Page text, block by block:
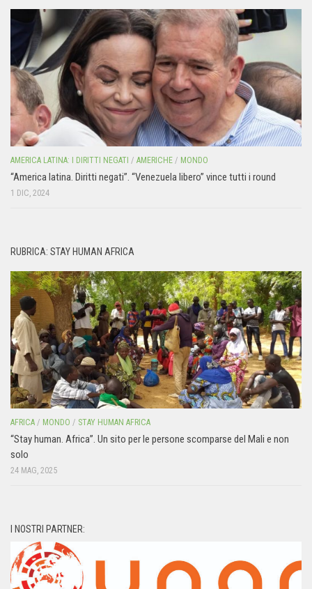
AMERICA LATINA: I DIRITTI NEGATI / AMERICHE / MONDO
“America latina. Diritti negati”. “Venezuela libero” vince tutti i round
1 DIC, 2024
RUBRICA: STAY HUMAN AFRICA
AFRICA / MONDO / STAY HUMAN AFRICA
“Stay human. Africa”. Un sito per le persone scomparse del Mali e non
solo
24 MAG, 2025
I NOSTRI PARTNER: